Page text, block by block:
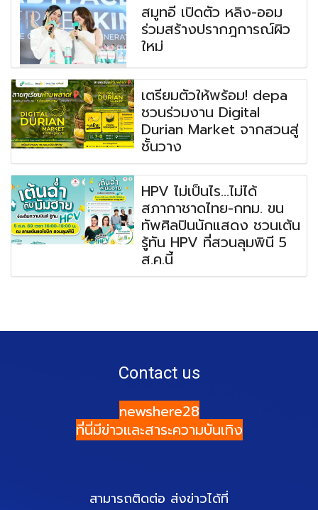
สมูทอี เปิดตัว หลิง-ออม
ร่วมสร้างปรากฎการณ์ผิว
ใหม่
เตรียมตัวให้พร้อม! depa
ชวนร่วมงาน Digital
Durian Market จากสวนสู่
ชั้นวาง
HPV ไม่เป็นไร...ไม่ได้
สภากาชาดไทย-กทม. ขน
ทัพศิลปินนักแสดง ชวนเต้น
รู้ทัน HPV ที่สวนลุมพินี 5
ส.ค.นี้
Contact us
newshere28
ที่นี่มีข่าวและสาระความบันเทิง
สามารถติดต่อ ส่งข่าวได้ที่